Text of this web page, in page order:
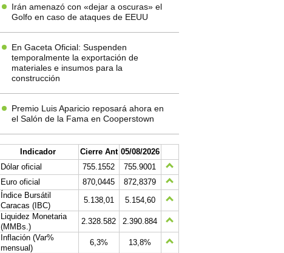
Irán amenazó con «dejar a oscuras» el
Golfo en caso de ataques de EEUU
En Gaceta Oficial: Suspenden
temporalmente la exportación de
materiales e insumos para la
construcción
Premio Luis Aparicio reposará ahora en
el Salón de la Fama en Cooperstown
Indicador Cierre Ant 05/08/2026
Dólar oficial
755.1552
755.9001
Euro oficial
870,0445
872,8379
Índice Bursátil
Caracas (IBC)
5.138,01
5.154,60
Liquidez Monetaria
(MMBs.)
2.328.582
2.390.884
Inflación (Var%
mensual)
6,3%
13,8%